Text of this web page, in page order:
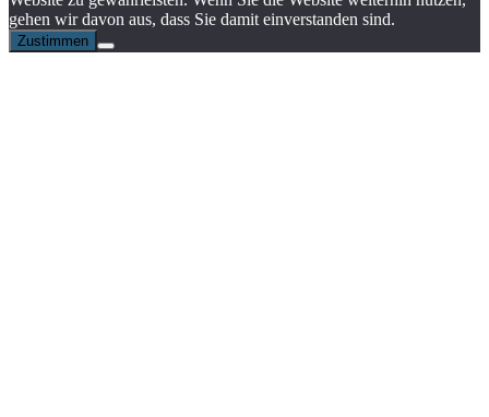
gehen wir davon aus, dass Sie damit einverstanden sind.
Zustimmen